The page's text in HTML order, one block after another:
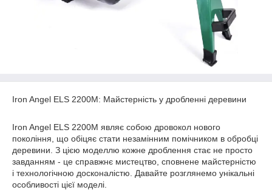
Iron Angel ELS 2200M: Майстерність у дробленні деревини
Iron Angel ELS 2200M являє собою дровокол нового
покоління, що обіцяє стати незамінним помічником в обробці
деревини. З цією моделлю кожне дроблення стає не просто
завданням - це справжнє мистецтво, сповнене майстерністю
і технологічною досконалістю. Давайте розглянемо унікальні
особливості цієї моделі.